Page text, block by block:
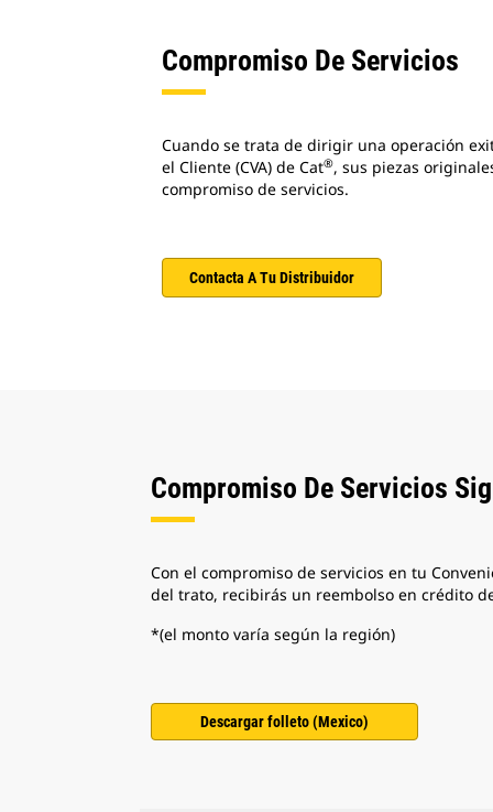
Compromiso De Servicios
Cuando se trata de dirigir una operación
el Cliente (CVA) de Cat®, sus piezas
compromiso de servicios.
Contacta A Tu Distribuidor
Compromiso De Servicios
Con el compromiso de servicios en tu
del trato, recibirás un reembolso en crédito
*(el monto varía según la región)
Descargar folleto (Mexico)